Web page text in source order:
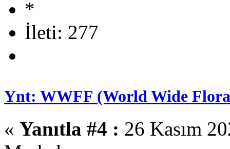
İleti: 277
Ynt: WWFF (World Wide
« Yanıtla #4 : 26 Kasım